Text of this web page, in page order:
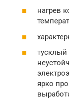
нагрев
тусклый
ярко